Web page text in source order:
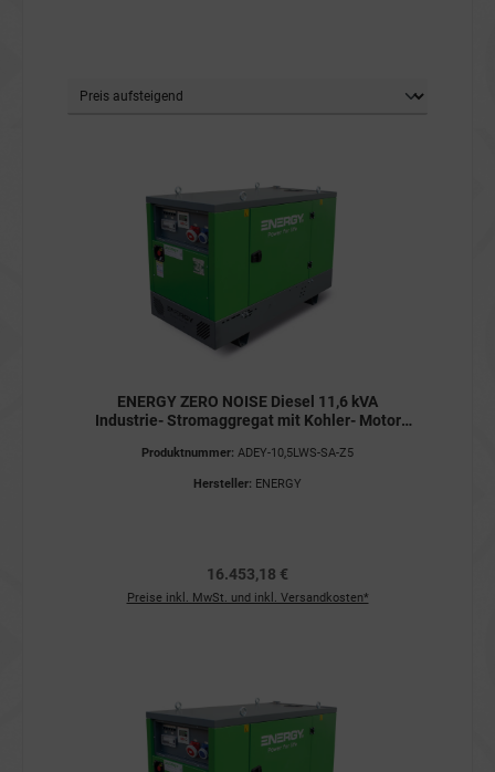
ENERGY ZERO NOISE Diesel 11,6 kVA
Industrie- Stromaggregat mit Kohler- Motor
Stromerzeuger
Produktnummer: ADEY-10,5LWS-SA-Z5
Hersteller: ENERGY
16.453,18 €
Preise inkl. MwSt. und inkl. Versandkosten*